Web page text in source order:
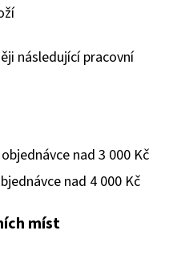
následující pracovní
nad 3 000 Kč
nad 4 000 Kč
míst